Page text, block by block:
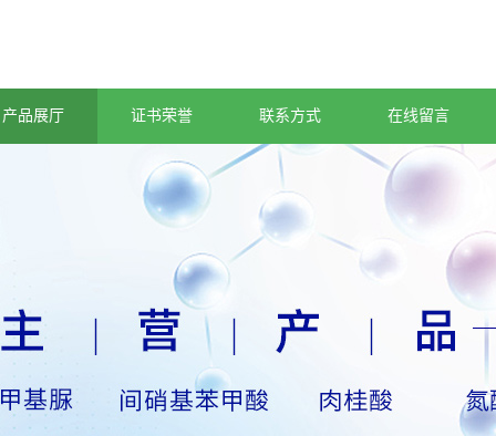
产品展厅 证书荣誉 联系方式 在线留言